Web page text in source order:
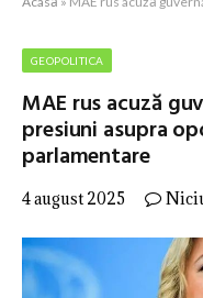
GEOPOLITICA
MAE rus acuză
presiuni asupra
parlamentare
4 august 2025